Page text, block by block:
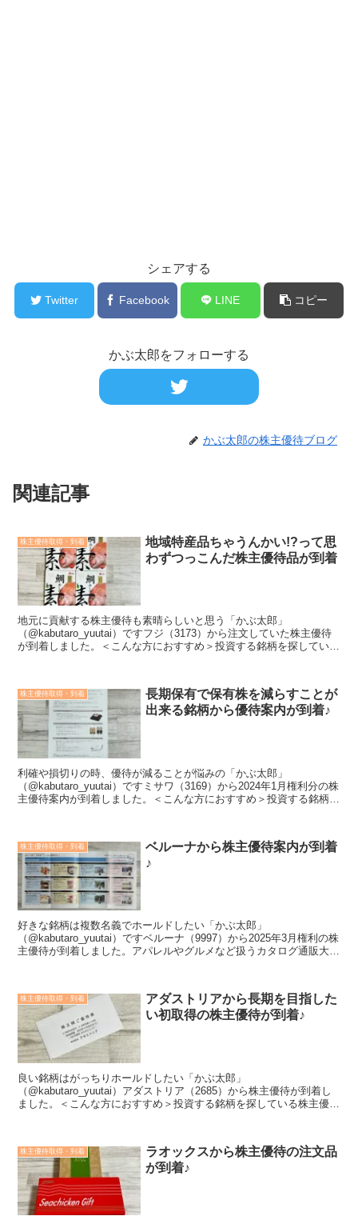
シェアする
Twitter Facebook LINE コピー
かぶ太郎をフォローする
かぶ太郎の株主優待ブログ
関連記事
株主優待取得・到着
地域特産品ちゃうんかい!?って思
わずつっこんだ株主優待品が到着
地元に貢献する株主優待も素晴らしいと思う「かぶ太郎」
（@kabutaro_yuutai）ですフジ（3173）から注文していた株主優待
が到着しました。＜こんな方におすすめ＞投資する銘柄を探している
株主優待取得・到着
長期保有で保有株を減らすことが
出来る銘柄から優待案内が到着♪
利確や損切りの時、優待が減ることが悩みの「かぶ太郎」
（@kabutaro_yuutai）ですミサワ（3169）から2024年1月権利分の株
主優待案内が到着しました。＜こんな方におすすめ＞投資する銘柄を
株主優待取得・到着
ベルーナから株主優待案内が到着
♪
好きな銘柄は複数名義でホールドしたい「かぶ太郎」
（@kabutaro_yuutai）ですベルーナ（9997）から2025年3月権利の株
主優待が到着しました。アパレルやグルメなど扱うカタログ通販大手
株主優待取得・到着
アダストリアから長期を目指した
い初取得の株主優待が到着♪
良い銘柄はがっちりホールドしたい「かぶ太郎」
（@kabutaro_yuutai）アダストリア（2685）から株主優待が到着し
ました。＜こんな方におすすめ＞投資する銘柄を探している株主優待
株主優待取得・到着
ラオックスから株主優待の注文品
が到着♪